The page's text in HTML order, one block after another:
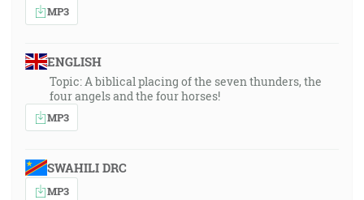
MP3
ENGLISH
Topic: A biblical placing of the seven thunders, the
four angels and the four horses!
MP3
SWAHILI DRC
MP3